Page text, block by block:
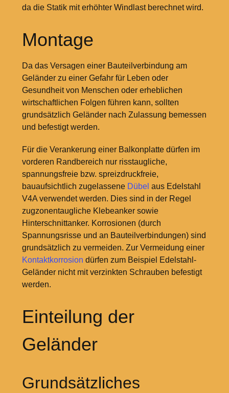
da die Statik mit erhöhter Windlast berechnet wird.
Montage
Da das Versagen einer Bauteilverbindung am
Geländer zu einer Gefahr für Leben oder
Gesundheit von Menschen oder erheblichen
wirtschaftlichen Folgen führen kann, sollten
grundsätzlich Geländer nach Zulassung bemessen
und befestigt werden.
Für die Verankerung einer Balkonplatte dürfen im
vorderen Randbereich nur risstaugliche,
spannungsfreie bzw. spreizdruckfreie,
bauaufsichtlich zugelassene Dübel aus Edelstahl
V4A verwendet werden. Dies sind in der Regel
zugzonentaugliche Klebeanker sowie
Hinterschnittanker. Korrosionen (durch
Spannungsrisse und an Bauteilverbindungen) sind
grundsätzlich zu vermeiden. Zur Vermeidung einer
Kontaktkorrosion dürfen zum Beispiel Edelstahl-
Geländer nicht mit verzinkten Schrauben befestigt
werden.
Einteilung der
Geländer
Grundsätzliches